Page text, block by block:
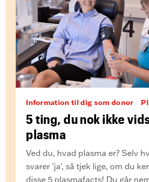
Information til dig som donor
5 ting, du nok ikke
plasma
Ved du, hvad plasma er? Selv
svarer 'ja', så tjek lige, om du
disse 5 plasmafacts! Du går